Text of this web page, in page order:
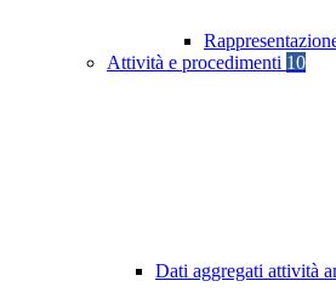
Attività e procedimenti 10
Dati aggregati attività